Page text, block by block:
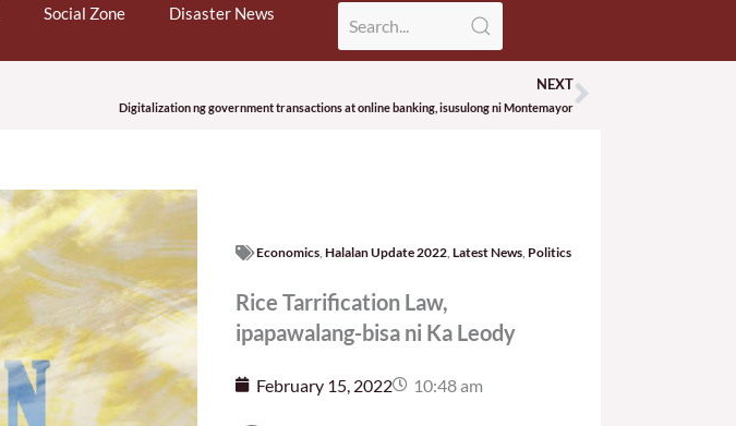
Social Zone Disaster News
NEXT
Digitalization ng government transactions at online banking, isusulong ni MontemayorNext
Economics, Halalan Update 2022, Latest News, Politics
Rice Tarrification Law,
ipapawalang-bisa ni Ka Leody
February 15, 2022 10:48 am